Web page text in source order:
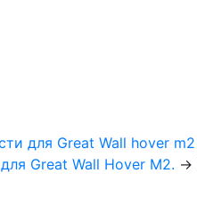
для Great Wall hover m2
Great Wall Hover M2. →